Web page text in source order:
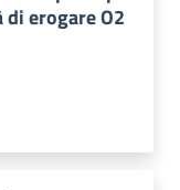
erogare O2